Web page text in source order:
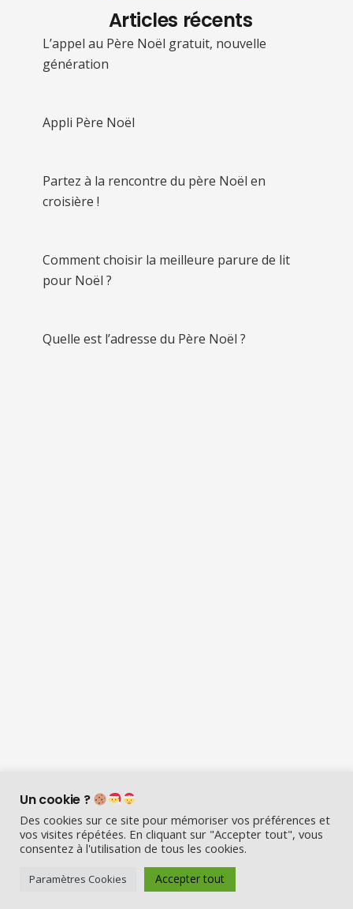
Articles récents
L’appel au Père Noël gratuit, nouvelle
génération
Appli Père Noël
Partez à la rencontre du père Noël en
croisière !
Comment choisir la meilleure parure de lit
pour Noël ?
Quelle est l’adresse du Père Noël ?
Visio Père Noël est l’entreprise
française qui émerveille les enfants
en fin d’année :
Un cookie ?
Des cookies sur ce site pour mémoriser vos préférences et
vos visites répétées. En cliquant sur "Accepter tout", vous
consentez à l'utilisation de tous les cookies.
Paramètres Cookies Accepter tout